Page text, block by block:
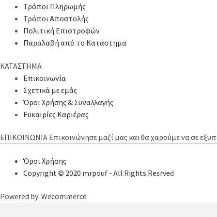
Τρόποι Πληρωμής
Τρόποι Αποστολής
Πολιτική Επιστροφών
Παραλαβή από το Κατάστημα
ΚΑΤΑΣΤΗΜΑ
Επικοινωνία
Σχετικά με εμάς
Όροι Χρήσης & Συναλλαγής
Ευκαιρίες Καριέρας
ΕΠΙΚΟΙΝΩΝΙΑ Επικοινώνησε μαζί μας και θα χαρούμε να σε
Όροι Χρήσης
Copyright © 2020 mrpouf - All Rights Resrved
Powered by: Wecommerce